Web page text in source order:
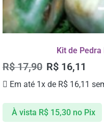
Kit de
R$17,90 R$ 16,11
Em até 1x de R$ 16,11
À vista R$15,30 no Pix